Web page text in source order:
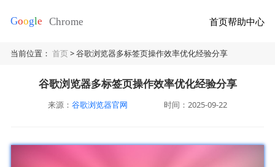
首页帮助中心
当前位置：首页> 谷歌浏览器多标签页操作效率优化经验分享
谷歌浏览器多标签页操作效率优化经验分享
来源： 谷歌浏览器官网 时间：2025-09-22